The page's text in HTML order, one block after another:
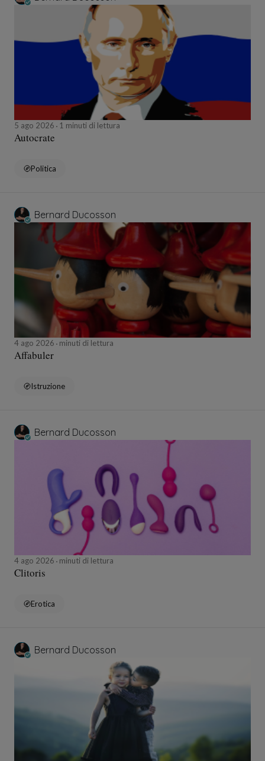
5 ago 2026 1 minuti di lettura
Autocrate
Politica
Bernard Ducosson
4 ago 2026 minuti di lettura
Affabuler
Istruzione
Bernard Ducosson
4 ago 2026 minuti di lettura
Clitoris
Erotica
Bernard Ducosson